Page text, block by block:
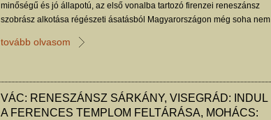
minőségű és jó állapotú, az első vonalba tartozó firenzei reneszánsz
szobrász alkotása régészeti ásatásból Magyarországon még soha nem
tovább olvasom
VÁC: RENESZÁNSZ SÁRKÁNY, VISEGRÁD: INDUL
A FERENCES TEMPLOM FELTÁRÁSA, MOHÁCS: